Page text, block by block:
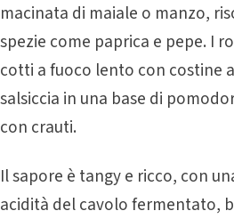
macinata di maiale o manzo,
spezie come paprica e pepe. I
cotti a fuoco lento con costine
salsiccia in una base di
con crauti.
Il sapore è tangy e ricco, con
acidità del cavolo fermentato,